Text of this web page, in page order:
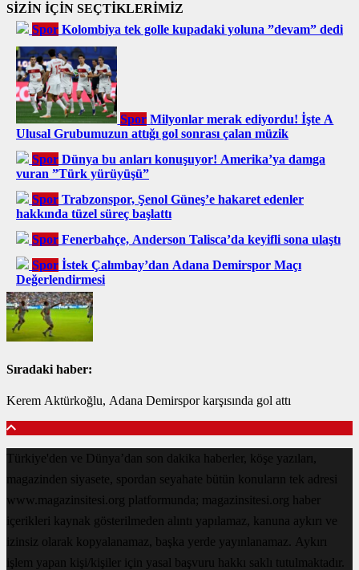
SİZİN İÇİN SEÇTİKLERİMİZ
Spor Kolombiya tek golle kupadaki yoluna ”devam” dedi
Spor Milyonlar merak ediyordu! İşte A
Ulusal Grubumuzun attığı gol sonrası çalan müzik
Spor Dünya bu anları konuşuyor! Amerika’ya damga
vuran ”Türk yürüyüşü”
Spor Trabzonspor, Şenol Güneş’e hakaret edenler
hakkında tüzel süreç başlattı
Spor Fenerbahçe, Anderson Talisca’da keyifli sona ulaştı
Spor İstek Çalımbay’dan Adana Demirspor Maçı
Değerlendirmesi
Sıradaki haber:
Kerem Aktürkoğlu, Adana Demirspor karşısında gol attı
Türkiye'den ve Dünya’dan son dakika haberler, köşe yazıları,
magazinden siyasete, spordan seyahate bütün konuların tek adresi
www.magazinsitesi.org platformunda; magazinsitesi.org haber
içerikleri kaynak gösterilmeden alıntı yapılamaz, kanuna aykırı ve
izinsiz olarak kopyalanamaz, başka yerde yayınlanamaz. Aykırı
işlem yapan kişi/kişiler için yasal başvuru hakkı saklı tutulmaktadır.